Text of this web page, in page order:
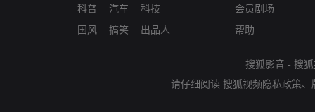
科普
国风
汽车
搞笑
科技
出品人
会员剧场
帮助
搜狐影音 - 搜
请仔细阅读 搜狐视频隐私政策、